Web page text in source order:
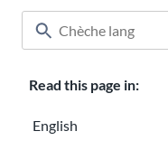
Read this page in:
English